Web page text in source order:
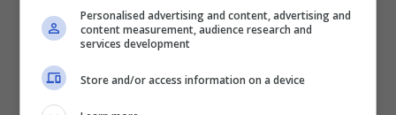
lavoro non è assolutamente passato
inosservato per le big di Serie A.
Secondo quanto riferisce
Personalised advertising and content, advertising and
content measurement, audience research and
services development
Store and/or access information on a device